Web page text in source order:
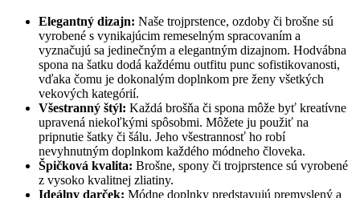
Elegantný dizajn: Naše trojprstence, ozdoby či brošne sú
vyrobené s vynikajúcim remeselným spracovaním a
vyznačujú sa jedinečným a elegantným dizajnom. Hodvábna
spona na šatku dodá každému outfitu punc sofistikovanosti,
vďaka čomu je dokonalým doplnkom pre ženy všetkých
vekových kategórií.
Všestranný štýl: Každá brošňa či spona môže byť kreatívne
upravená niekoľkými spôsobmi. Môžete ju použiť na
pripnutie šatky či šálu. Jeho všestrannosť ho robí
nevyhnutným doplnkom každého módneho človeka.
Špičková kvalita: Brošne, spony či trojprstence sú vyrobené
z vysoko kvalitnej zliatiny.
Ideálny darček: Módne doplnky predstavujú premyslený a